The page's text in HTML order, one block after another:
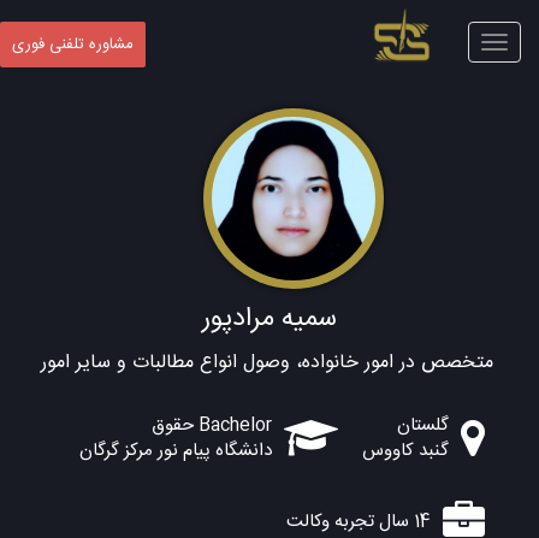
Toggle
navigation
مشاوره تلفنی فوری
سمیه مرادپور
متخصص در امور خانواده، وصول انواع مطالبات و سایر امور
گلستان
گنبد کاووس
Bachelor حقوق
دانشگاه پیام نور مرکز گرگان
14 سال تجربه وکالت